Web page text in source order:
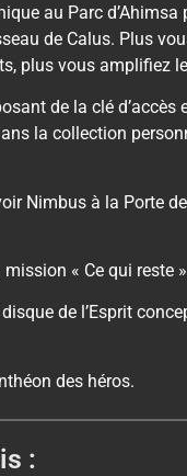
au Parc
de Calus. Plus
plus vous amplifiez
de la clé d’accès
la collection
Nimbus à la Porte
« Ce qui reste
de l’Esprit
des héros.
: